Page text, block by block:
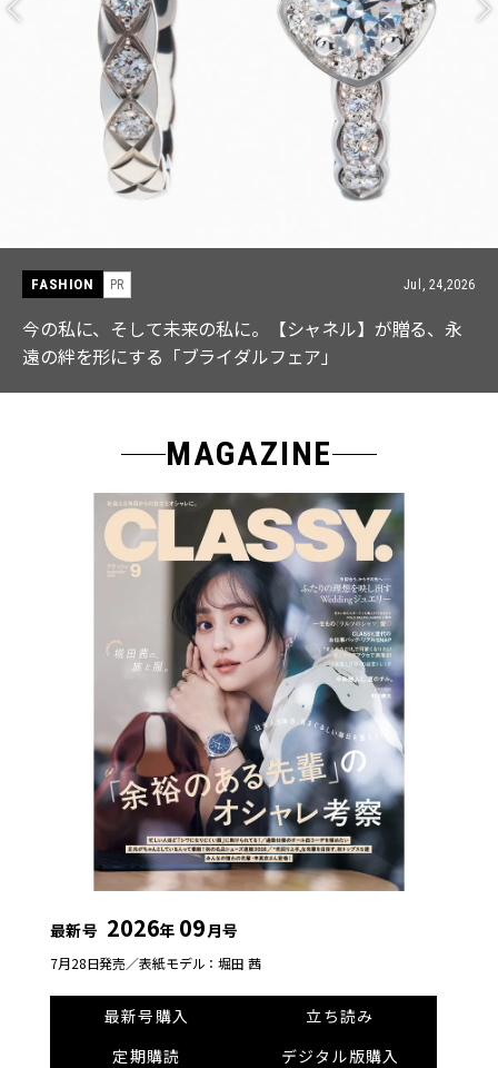
24,2026
、永
FASHION
【ICB】人気インフルエンサーと共同制作! 週5で
なる「名品ブラウス」２選
MAGAZINE
最新号 2026年 09月号
7月28日発売／表紙モデル：堀田 茜
最新号購入
立ち読み
定期購読
デジタル版購入